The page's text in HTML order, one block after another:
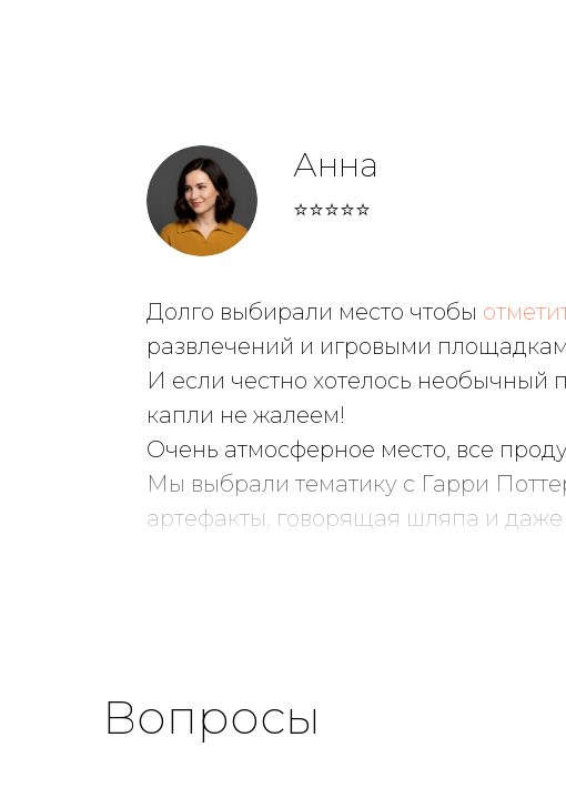
Анна
⭐⭐⭐⭐⭐
Долго выбирали место чтобы
развлечений и игровыми
И если честно хотелось необычный
капли не жалеем!
Очень атмосферное место, все
Мы выбрали тематику c Гарри
артефакты, говорящая шляпа и
профессионалы, видно, что детям с
Вопросы